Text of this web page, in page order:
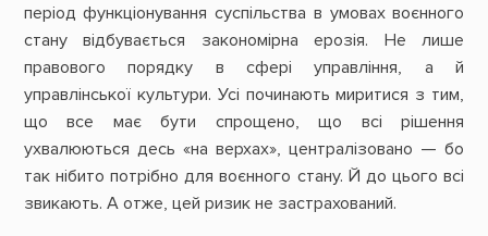
період функціонування суспільства в умовах воєнного
стану відбувається закономірна ерозія. Не лише
правового порядку в сфері управління, а й
управлінської культури. Усі починають миритися з тим,
що все має бути спрощено, що всі рішення
ухвалюються десь «на верхах», централізовано — бо
так нібито потрібно для воєнного стану. Й до цього всі
звикають. А отже, цей ризик не застрахований.